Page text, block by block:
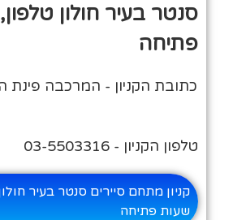
סנטר בעיר חולון
פתיחה
כתובת הקניון - המרכבה פינת
טלפון הקניון - 03-5503316
קניון מתחם סיירים סנטר בעיר
שעות פתיחה